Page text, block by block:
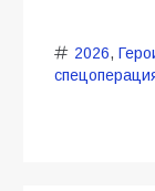
2026,